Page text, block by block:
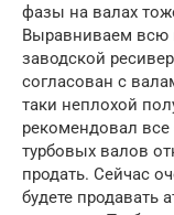
фазы на валах
Выравниваем всю
заводской
согласован с
таки неплохой
рекомендовал
турбовых валов
продать. Сейчас
будете продавать